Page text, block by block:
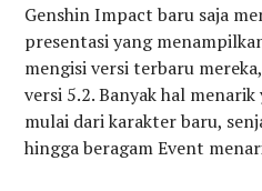
Genshin Impact baru saja
presentasi yang
mengisi versi terbaru
versi 5.2. Banyak hal
mulai dari karakter baru,
hingga beragam Event